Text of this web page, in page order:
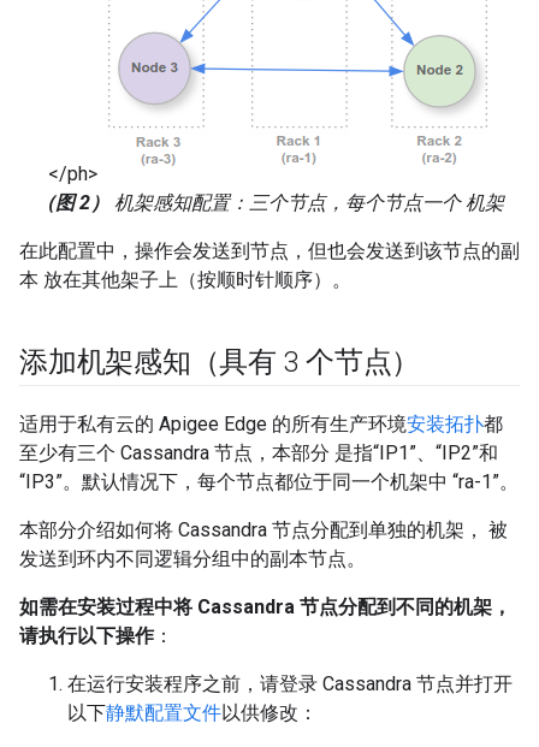
</ph>
（图 2）
机架感知配置：三个节点，每个节点一个 机架
在此配置中，操作会发送到节点，但也会发送到该节点的副
本 放在其他架子上（按顺时针顺序）。
添加机架感知（具有 3 个节点）
适用于私有云的 Apigee Edge 的所有生产环境安装拓扑都
至少有三个 Cassandra 节点，本部分 是指“IP1”、“IP2”和
“IP3”。默认情况下，每个节点都位于同一个机架中 “ra-1”。
本部分介绍如何将 Cassandra 节点分配到单独的机架， 被
发送到环内不同逻辑分组中的副本节点。
如需在安装过程中将 Cassandra 节点分配到不同的机架，
请执行以下操作：
在运行安装程序之前，请登录 Cassandra 节点并打开
以下静默配置文件以供修改：